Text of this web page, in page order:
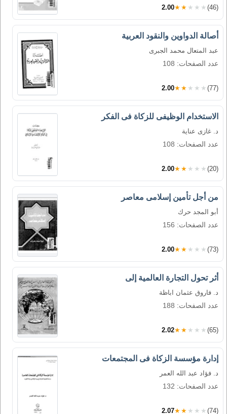
2.00★★★★★ (46)
أصالة الدواوين والنقود العربية
عبد المتعال محمد الجبرى
عدد الصفحات: 108
2.00★★★★★ (77)
الاستخدام الوظيفى للزكاة فى الفكر
د. غازى عناية
عدد الصفحات: 108
2.00★★★★★ (20)
من أجل تأمين إسلامى معاصر
أبو المجد حرك
عدد الصفحات: 156
2.00★★★★★ (73)
أثر تحول التجارة العالمية إلى
د. فاروق عثمان اباظة
عدد الصفحات: 188
2.02★★★★★ (65)
إدارة مؤسسة الزكاة فى المجتمعات
د. فؤاد عبد الله العمر
عدد الصفحات: 132
2.07★★★★★ (74)